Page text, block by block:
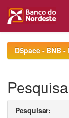
navigationDSpace - BNB
Pesquisar: